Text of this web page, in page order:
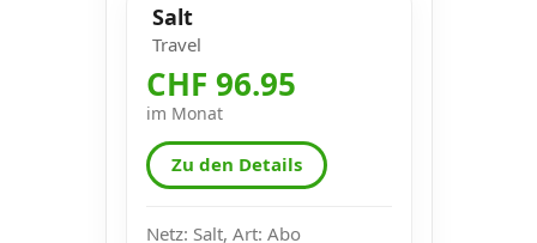
Salt
Travel
CHF 96.95
im Monat
Zu den Details
Netz: Salt, Art: Abo